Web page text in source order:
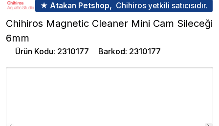
★ Atakan Petshop, Chihiros yetkili satıcısıdır.
Chihiros Magnetic Cleaner Mini Cam Sileceği
6mm
Ürün Kodu: 2310177 Barkod: 2310177